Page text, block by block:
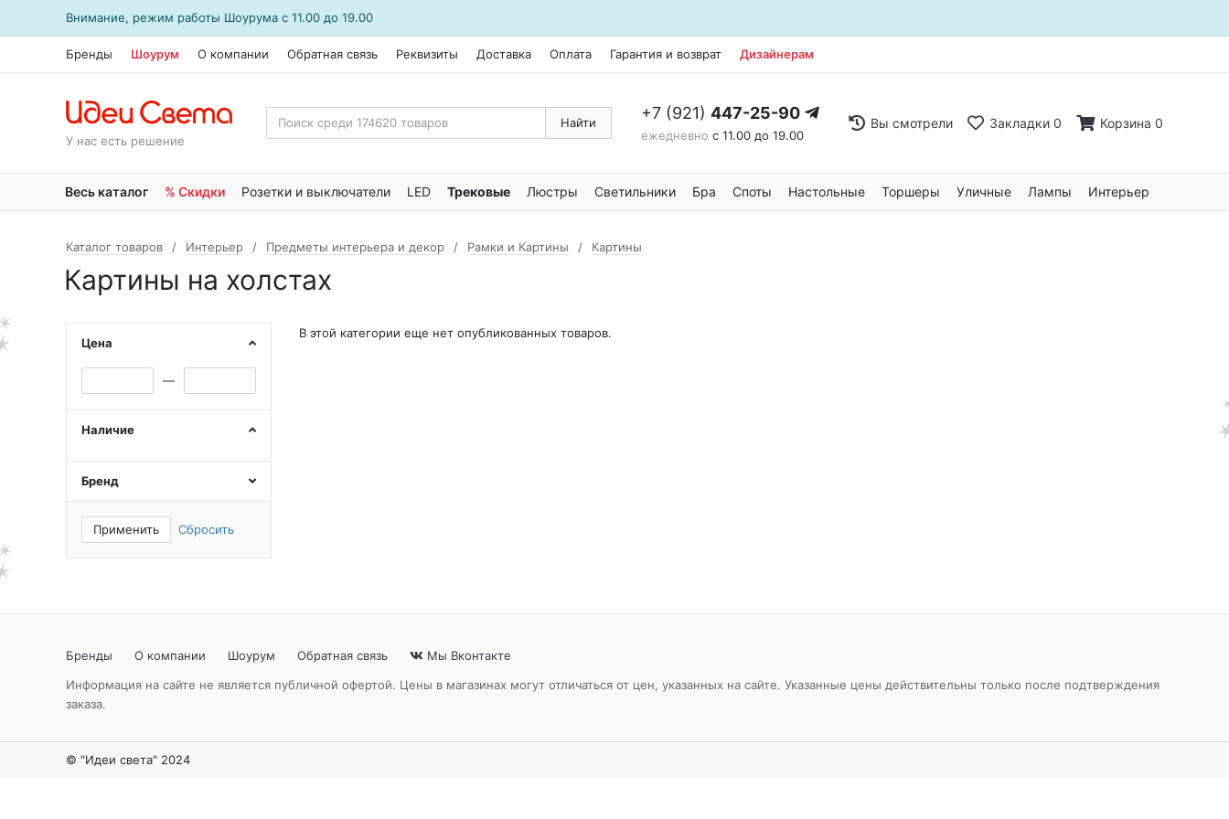
Внимание, режим работы Шоурума с 11.00 до 19.00
Бренды Шоурум О компании Обратная связь Реквизиты Доставка Оплата Гарантия и возврат Дизайнерам
У нас есть решение
Найти +7 (921) 447-25-90
ежедневно с 11.00 до 19.00
Вы смотрели Закладки 0 Корзина 0
Весь каталог % Скидки Розетки и выключатели LED Трековые Люстры Светильники Бра Споты Настольные Торшеры Уличные Лампы Интерьер
Каталог товаров Интерьер Предметы интерьера и декор Рамки и Картины Картины
Картины на холстах
Цена
—
Наличие
Бренд
Применить Сбросить
В этой категории еще нет опубликованных товаров.
Бренды О компании Шоурум Обратная связь
Мы Вконтакте
Информация на сайте не является публичной офертой. Цены в магазинах могут отличаться от цен, указанных на сайте. Указанные цены действительны только после подтверждения
заказа.
© "Идеи света" 2024